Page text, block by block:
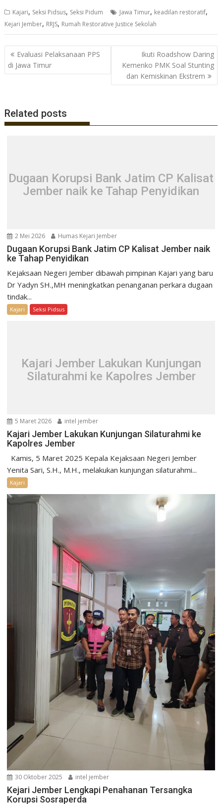
e
b
o
o
itt
er
at
s
A
e
gr
a
Kajari, Seksi Pidsus, Seksi Pidum Jawa Timur, keadilan restoratif,
Kejari Jember, RRJS, Rumah Restorative Justice Sekolah
Navigasi
pos
Evaluasi Pelaksanaan PPS
di Jawa Timur
Ikuti Roadshow Daring
Kemenko PMK Soal Stunting
dan Kemiskinan Ekstrem
Related posts
Dugaan Korupsi Bank Jatim CP Kalisat
Jember naik ke Tahap Penyidikan
2 Mei 2026 Humas Kejari Jember
Dugaan Korupsi Bank Jatim CP Kalisat Jember naik
ke Tahap Penyidikan
Kejaksaan Negeri Jember dibawah pimpinan Kajari yang baru
Dr Yadyn SH.,MH meningkatkan penanganan perkara dugaan
tindak...
Kajari Seksi Pidsus
Kajari Jember Lakukan Kunjungan
Silaturahmi ke Kapolres Jember
5 Maret 2026 intel jember
Kajari Jember Lakukan Kunjungan Silaturahmi ke
Kapolres Jember
Kamis, 5 Maret 2025 Kepala Kejaksaan Negeri Jember
Yenita Sari, S.H., M.H., melakukan kunjungan silaturahmi...
Kajari
30 Oktober 2025 intel jember
Kejari Jember Lengkapi Penahanan Tersangka
Korupsi Sosraperda